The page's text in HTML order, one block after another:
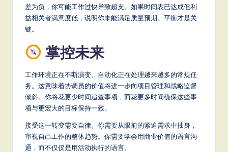
差为负，你可能工作过快导致超支。如果时间表已达成但利
益相关者满意度低，说明你未能满足质量预期。平衡才是关
键。
掌控未来
工作环境正在不断演变。自动化正在处理越来越多的常规任
务。这意味着协调员的价值将进一步向项目管理和战略监督
倾斜。你将花更少时间追查事项，而花更多时间确保这些事
项与更宏大的目标保持一致。
接受这一转变需要自律。你需要从眼前的紧迫需求中抽身，
审视自己工作的整体趋势。你需要学会用商业价值的语言沟
通，而不仅仅是用活动执行的语言。